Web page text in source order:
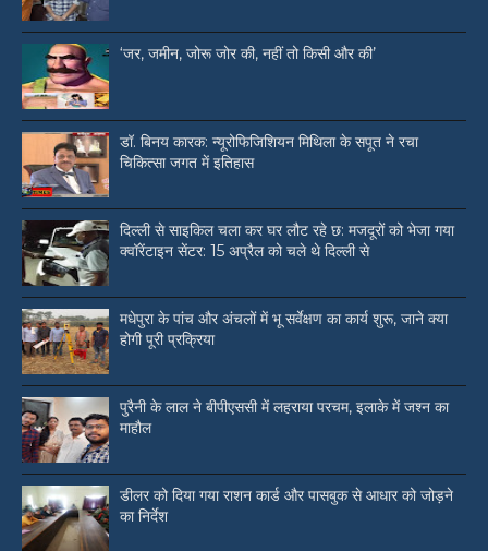
‘जर, जमीन, जोरू जोर की, नहीं तो किसी और की’
डॉ. बिनय कारक: न्यूरोफिजिशियन मिथिला के सपूत ने रचा
चिकित्सा जगत में इतिहास
दिल्ली से साइकिल चला कर घर लौट रहे छ: मजदूरों को भेजा गया
क्वॉरेंटाइन सेंटर: 15 अप्रैल को चले थे दिल्ली से
मधेपुरा के पांच और अंचलों में भू सर्वेक्षण का कार्य शुरू, जाने क्या
होगी पूरी प्रक्रिया
पुरैनी के लाल ने बीपीएससी में लहराया परचम, इलाके में जश्न का
माहौल
डीलर को दिया गया राशन कार्ड और पासबुक से आधार को जोड़ने
का निर्देश